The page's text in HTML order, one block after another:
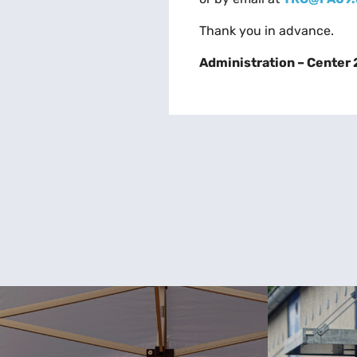
Thank you in advance.
Administration – Center